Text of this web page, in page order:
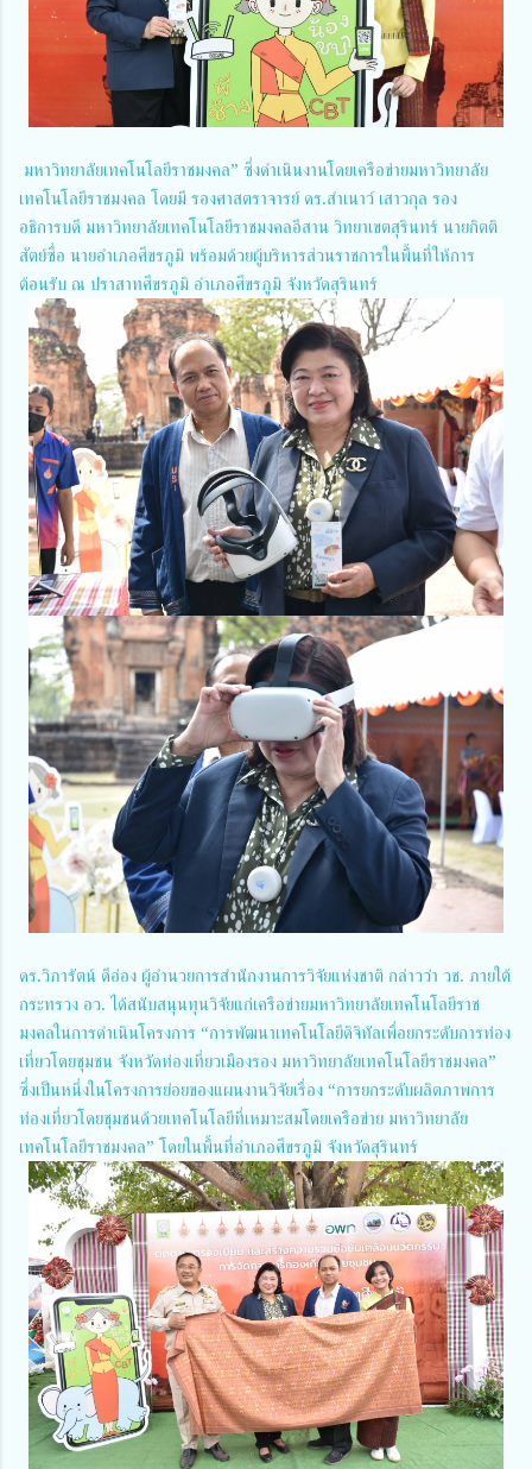
มหาวิทยาลัยเทคโนโลยีราชมงคล” ซึ่งดำเนินงานโดยเครือข่ายมหาวิทยาลัย
เทคโนโลยีราชมงคล โดยมี รองศาสตราจารย์ ดร.สำเนาว์ เสาวกุล รอง
อธิการบดี มหาวิทยาลัยเทคโนโลยีราชมงคลอีสาน วิทยาเขตสุรินทร์ นายกิตติ
สัตย์ซื่อ นายอำเภอศีขรภูมิ พร้อมด้วยผู้บริหารส่วนราชการในพื้นที่ให้การ
ต้อนรับ ณ ปราสาทศีขรภูมิ อำเภอศีขรภูมิ จังหวัดสุรินทร์
ดร.วิภารัตน์ ดีอ่อง ผู้อำนวยการสำนักงานการวิจัยแห่งชาติ กล่าวว่า วช. ภายใต้
กระทรวง อว. ได้สนับสนุนทุนวิจัยแก่เครือข่ายมหาวิทยาลัยเทคโนโลยีราช
มงคลในการดำเนินโครงการ “การพัฒนาเทคโนโลยีดิจิทัลเพื่อยกระดับการท่อง
เที่ยวโดยชุมชน จังหวัดท่องเที่ยวเมืองรอง มหาวิทยาลัยเทคโนโลยีราชมงคล”
ซึ่งเป็นหนึ่งในโครงการย่อยของแผนงานวิจัยเรื่อง “การยกระดับผลิตภาพการ
ท่องเที่ยวโดยชุมชนด้วยเทคโนโลยีที่เหมาะสมโดยเครือข่าย มหาวิทยาลัย
เทคโนโลยีราชมงคล” โดยในพื้นที่อำเภอศีขรภูมิ จังหวัดสุรินทร์